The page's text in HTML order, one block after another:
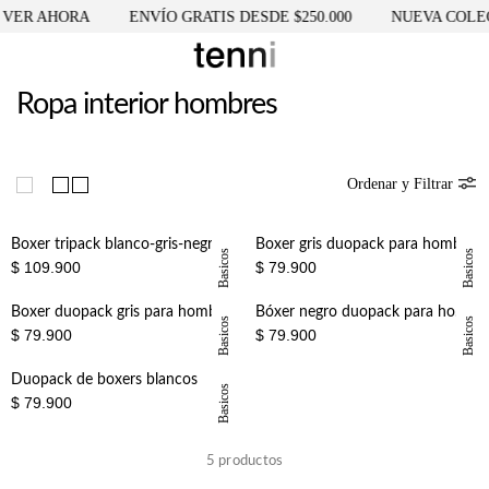
AHORA ENVÍO GRATIS DESDE $250.000 NUEVA
Ropa interior hombres
Ordenar y Filtrar
Basicos
Boxer tripack blanco-gris-negro para hombre
$ 109.900 Basicos
Boxer gris duopack para hombre
$ 79.900
Basicos
Boxer duopack gris para hombre
$ 79.900 Basicos
Bóxer negro duopack para hombre
$ 79.900
Basicos
Duopack de boxers blancos
$ 79.900
5 productos